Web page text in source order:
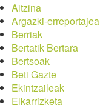
Aitzina
Argazki-erreportajea
Berriak
Bertatik Bertara
Bertsoak
Beti Gazte
Ekintzaileak
Elkarrizketa